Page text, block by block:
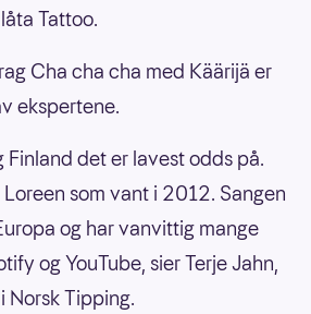
Tattoo.
Cha cha cha med Käärijä er
ekspertene.
Finland det er lavest odds på.
som vant i 2012. Sangen
og har vanvittig mange
og YouTube, sier Terje Jahn,
Norsk Tipping.